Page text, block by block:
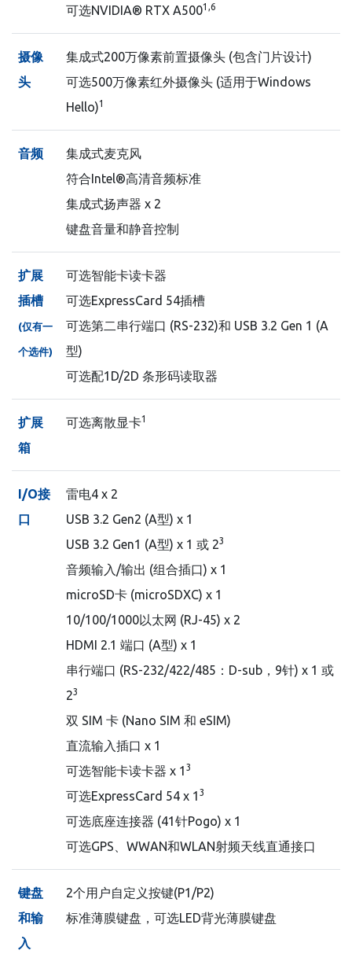
可选NVIDIA® RTX A5001,6
摄像
头
集成式200万像素前置摄像头 (包含门片设计)
可选500万像素红外摄像头 (适用于Windows
Hello)1
音频
集成式麦克风
符合Intel®高清音频标准
集成式扬声器 x 2
键盘音量和静音控制
扩展
插槽
(仅有一
个选件)
可选智能卡读卡器
可选ExpressCard 54插槽
可选第二串行端口 (RS-232)和 USB 3.2 Gen 1 (A
型)
可选配1D/2D 条形码读取器
扩展
箱
可选离散显卡1
I/O接
口
雷电4 x 2
USB 3.2 Gen2 (A型) x 1
USB 3.2 Gen1 (A型) x 1 或 23
音频输入/输出 (组合插口) x 1
microSD卡 (microSDXC) x 1
10/100/1000以太网 (RJ-45) x 2
HDMI 2.1 端口 (A型) x 1
串行端口 (RS-232/422/485：D-sub，9针) x 1 或
23
双 SIM 卡 (Nano SIM 和 eSIM)
直流输入插口 x 1
可选智能卡读卡器 x 1 3
可选ExpressCard 54 x 1 3
可选底座连接器 (41针Pogo) x 1
可选GPS、WWAN和WLAN射频天线直通接口
键盘
和输
入
2个用户自定义按键(P1/P2)
标准薄膜键盘，可选LED背光薄膜键盘